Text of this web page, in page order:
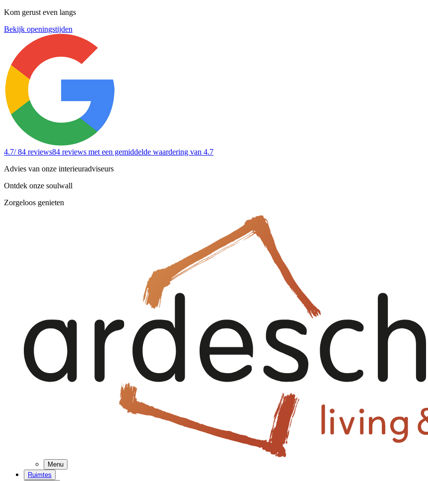
Kom gerust even langs
Bekijk openingstijden
4.7/ 84 reviews84 reviews met een gemiddelde waardering van 4.7
Advies van onze interieuradviseurs
Ontdek onze soulwall
Zorgeloos genieten
Menu
Ruimtes